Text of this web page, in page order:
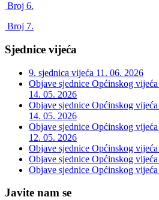
Broj 6.
Broj 7.
Sjednice vijeća
9. sjednica vijeća 11. 06. 2026
Objave sjednice Općinskog
14. 05. 2026
Objave sjednice Općinskog
14. 05. 2026
Objave sjednice Općinskog
12. 05. 2026
Objave sjednice Općinskog
Objave sjednice Općinskog
Objave sjednice Općinskog
Javite nam se